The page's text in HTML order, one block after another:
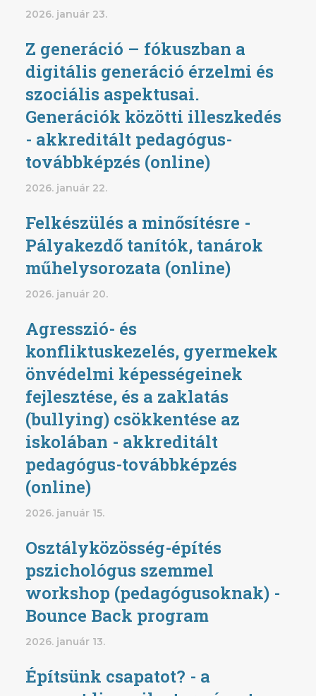
2026. január 23.
Z generáció – fókuszban a
digitális generáció érzelmi és
szociális aspektusai.
Generációk közötti illeszkedés
- akkreditált pedagógus-
továbbképzés (online)
2026. január 22.
Felkészülés a minősítésre -
Pályakezdő tanítók, tanárok
műhelysorozata (online)
2026. január 20.
Agresszió- és
konfliktuskezelés, gyermekek
önvédelmi képességeinek
fejlesztése, és a zaklatás
(bullying) csökkentése az
iskolában - akkreditált
pedagógus-továbbképzés
(online)
2026. január 15.
Osztályközösség-építés
pszichológus szemmel
workshop (pedagógusoknak) -
Bounce Back program
2026. január 13.
Építsünk csapatot? - a